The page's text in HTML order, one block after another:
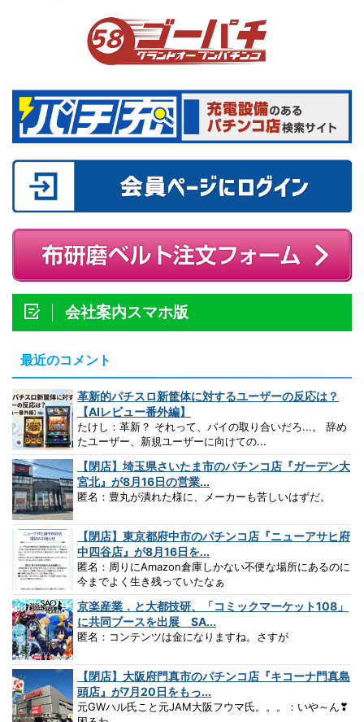
会社案内スマホ版
最近のコメント
革新的パチスロ新筐体に対するユーザーの反応は？
【AIレビュー番外編】
たけし：革新？ それって、パイの取り合いだろ...。 辞め
たユーザー、新規ユーザーに向けての...
【閉店】埼玉県さいたま市のパチンコ店『ガーデン大
宮北』が8月16日の営業...
匿名：豊丸が潰れた様に、メーカーも苦しいはずだ。
【閉店】東京都府中市のパチンコ店『ニューアサヒ府
中四谷店』が8月16日を...
匿名：周りにAmazon倉庫しかない不便な場所にあるのに
今までよく生き残っていたなぁ
京楽産業．と大都技研、「コミックマーケット108」
に共同ブースを出展 SA...
匿名：コンテンツは金になりますね。さすが
【閉店】大阪府門真市のパチンコ店『キコーナ門真島
頭店』が7月20日をもっ...
元GWハル氏こと元JAM大阪フウマ氏。。。：いや～ん❣